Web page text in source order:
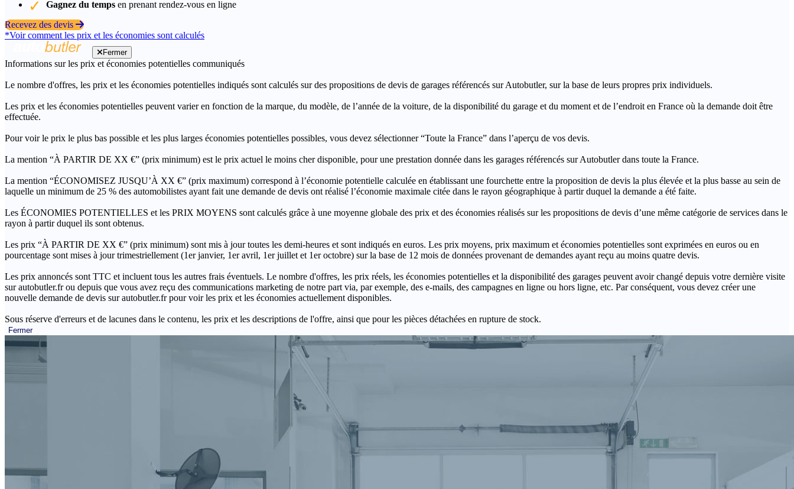
Gagnez du temps en prenant rendez-vous en ligne
Recevez des devis
*Voir comment les prix et les économies sont calculés
Fermer
Informations sur les prix et économies potentielles communiqués
Le nombre d'offres, les prix et les économies potentielles indiqués sont calculés sur des propositions de devis de garages référencés sur Autobutler, sur la base de leurs propres prix individuels.
Les prix et les économies potentielles peuvent varier en fonction de la marque, du modèle, de l’année de la voiture, de la disponibilité du garage et du moment et de l’endroit en France où la demande doit être
effectuée.
Pour voir le prix le plus bas possible et les plus larges économies potentielles possibles, vous devez sélectionner “Toute la France” dans l’aperçu de vos devis.
La mention “À PARTIR DE XX €” (prix minimum) est le prix actuel le moins cher disponible, pour une prestation donnée dans les garages référencés sur Autobutler dans toute la France.
La mention “ÉCONOMISEZ JUSQU’À XX €” (prix maximum) correspond à l’économie potentielle calculée en établissant une fourchette entre la proposition de devis la plus élevée et la plus basse au sein de
laquelle un minimum de 25 % des automobilistes ayant fait une demande de devis ont réalisé l’économie maximale citée dans le rayon géographique à partir duquel la demande a été faite.
Les ÉCONOMIES POTENTIELLES et les PRIX MOYENS sont calculés grâce à une moyenne globale des prix et des économies réalisés sur les propositions de devis d’une même catégorie de services dans le
rayon à partir duquel ils sont obtenus.
Les prix “À PARTIR DE XX €” (prix minimum) sont mis à jour toutes les demi-heures et sont indiqués en euros. Les prix moyens, prix maximum et économies potentielles sont exprimées en euros ou en
pourcentage sont mises à jour trimestriellement (1er janvier, 1er avril, 1er juillet et 1er octobre) sur la base de 12 mois de données provenant de demandes ayant reçu au moins quatre devis.
Les prix annoncés sont TTC et incluent tous les autres frais éventuels. Le nombre d'offres, les prix réels, les économies potentielles et la disponibilité des garages peuvent avoir changé depuis votre dernière visite
sur autobutler.fr ou depuis que vous avez reçu des communications marketing de notre part via, par exemple, des e-mails, des campagnes en ligne ou hors ligne, etc. Par conséquent, vous devez créer une
nouvelle demande de devis sur autobutler.fr pour voir les prix et les économies actuellement disponibles.
Sous réserve d'erreurs et de lacunes dans le contenu, les prix et les descriptions de l'offre, ainsi que pour les pièces détachées en rupture de stock.
Fermer